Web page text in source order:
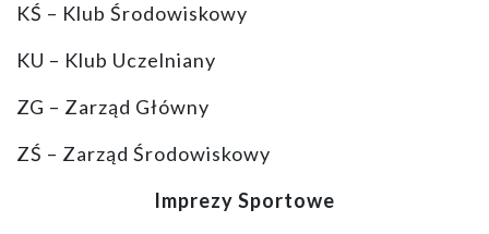
KŚ – Klub Środowiskowy
KU – Klub Uczelniany
ZG – Zarząd Główny
ZŚ – Zarząd Środowiskowy
Imprezy Sportowe